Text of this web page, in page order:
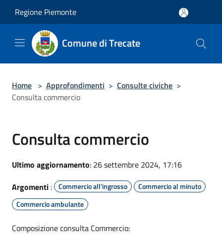
Regione Piemonte
Comune di Trecate
Home > Approfondimenti > Consulte civiche >
Consulta commercio
Consulta commercio
Ultimo aggiornamento: 26 settembre 2024, 17:16
Argomenti : Commercio all'ingrosso
Commercio al minuto
Commercio ambulante
Composizione consulta Commercio: